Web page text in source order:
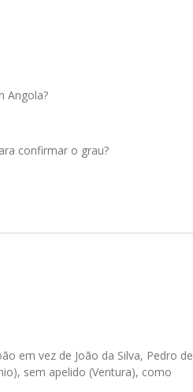
Angola?
confirmar o grau?
em vez de João da Silva, Pedro de
sem apelido (Ventura), como